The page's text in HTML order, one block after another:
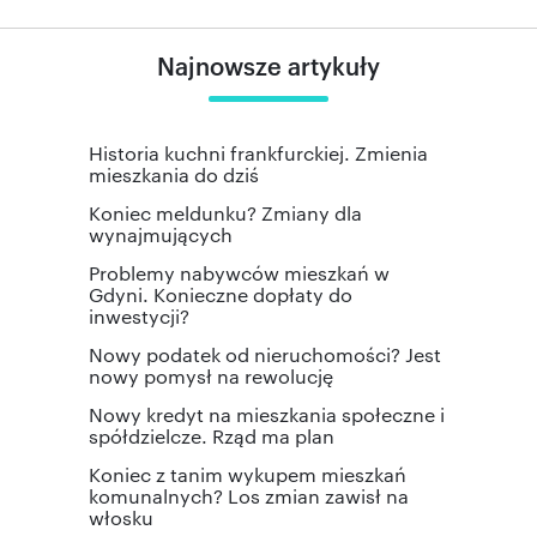
Najnowsze artykuły
Historia kuchni frankfurckiej. Zmienia
mieszkania do dziś
Koniec meldunku? Zmiany dla
wynajmujących
Problemy nabywców mieszkań w
Gdyni. Konieczne dopłaty do
inwestycji?
Nowy podatek od nieruchomości? Jest
nowy pomysł na rewolucję
Nowy kredyt na mieszkania społeczne i
spółdzielcze. Rząd ma plan
Koniec z tanim wykupem mieszkań
komunalnych? Los zmian zawisł na
włosku